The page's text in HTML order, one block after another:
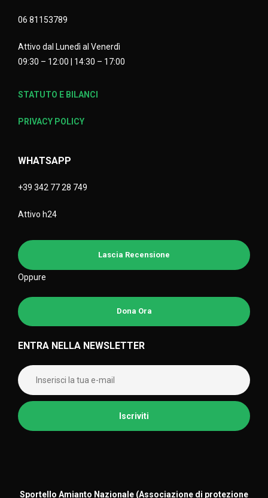
06 81153789
Attivo dal Lunedì al Venerdì
09:30 – 12:00 | 14:30 – 17:00
STATUTO E BILANCI
PRIVACY POLICY
WHATSAPP
+39 342 77 28 749
Attivo h24
Lascia Recensione
Oppure
Dona Ora
ENTRA NELLA NEWSLETTER
Sportello Amianto Nazionale (Associazione di protezione